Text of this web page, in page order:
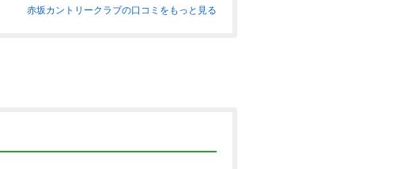
赤坂カントリークラブの口コミをもっと見る